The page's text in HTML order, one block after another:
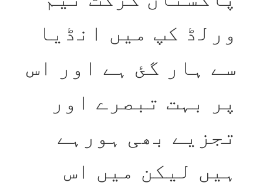
ورلڈ کپ میں انڈیا
سے ہار گئ ہے اور اس
پر بہت تبصرے اور
تجزیے بھی ہورہے
ہیں لیکن میں اس